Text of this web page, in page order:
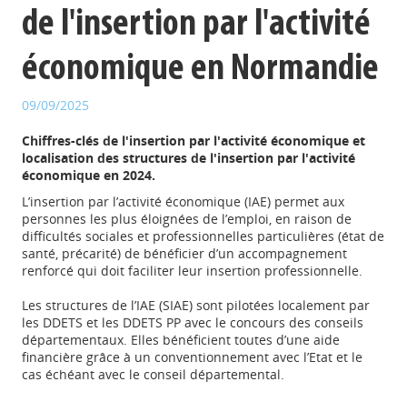
de l'insertion par l'activité
économique en Normandie
09/09/2025
Chiffres-clés de l'insertion par l'activité économique et
localisation des structures de l'insertion par l'activité
économique en 2024.
L’insertion par l’activité économique (IAE) permet aux
personnes les plus éloignées de l’emploi, en raison de
difficultés sociales et professionnelles particulières (état de
santé, précarité) de bénéficier d’un accompagnement
renforcé qui doit faciliter leur insertion professionnelle.
Les structures de l’IAE (SIAE) sont pilotées localement par
les DDETS et les DDETS PP avec le concours des conseils
départementaux. Elles bénéficient toutes d’une aide
financière grâce à un conventionnement avec l’Etat et le
cas échéant avec le conseil départemental.